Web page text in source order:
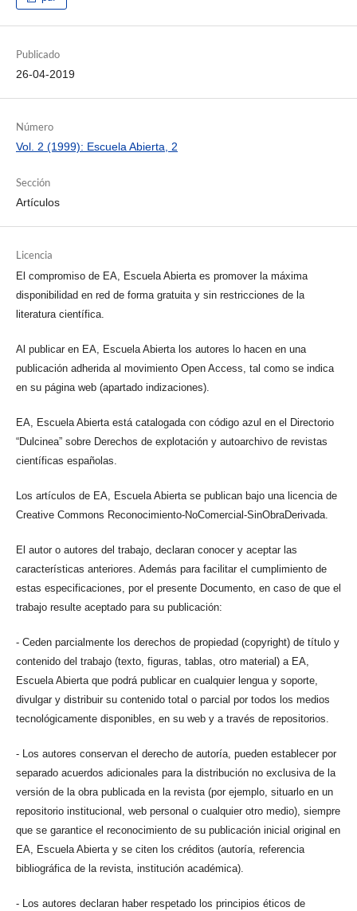
Publicado
26-04-2019
Número
Vol. 2 (1999): Escuela Abierta, 2
Sección
Artículos
Licencia
El compromiso de EA, Escuela Abierta es promover la máxima
disponibilidad en red de forma gratuita y sin restricciones de la
literatura científica.
Al publicar en EA, Escuela Abierta los autores lo hacen en una
publicación adherida al movimiento Open Access, tal como se indica
en su página web (apartado indizaciones).
EA, Escuela Abierta está catalogada con código azul en el Directorio
“Dulcinea” sobre Derechos de explotación y autoarchivo de revistas
científicas españolas.
Los artículos de EA, Escuela Abierta se publican bajo una licencia de
Creative Commons Reconocimiento-NoComercial-SinObraDerivada.
El autor o autores del trabajo, declaran conocer y aceptar las
características anteriores. Además para facilitar el cumplimiento de
estas especificaciones, por el presente Documento, en caso de que el
trabajo resulte aceptado para su publicación:
- Ceden parcialmente los derechos de propiedad (copyright) de título y
contenido del trabajo (texto, figuras, tablas, otro material) a EA,
Escuela Abierta que podrá publicar en cualquier lengua y soporte,
divulgar y distribuir su contenido total o parcial por todos los medios
tecnológicamente disponibles, en su web y a través de repositorios.
- Los autores conservan el derecho de autoría, pueden establecer por
separado acuerdos adicionales para la distribución no exclusiva de la
versión de la obra publicada en la revista (por ejemplo, situarlo en un
repositorio institucional, web personal o cualquier otro medio), siempre
que se garantice el reconocimiento de su publicación inicial original en
EA, Escuela Abierta y se citen los créditos (autoría, referencia
bibliográfica de la revista, institución académica).
- Los autores declaran haber respetado los principios éticos de